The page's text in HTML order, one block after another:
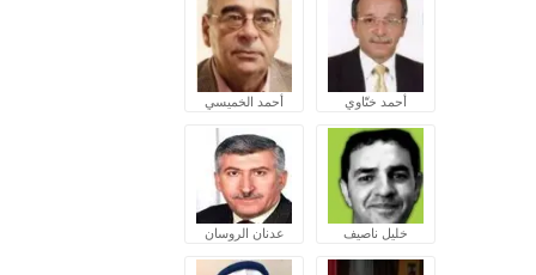
أحمد ختّاوي أحمد الخميسي
خليل ناصيف عدنان الروسان